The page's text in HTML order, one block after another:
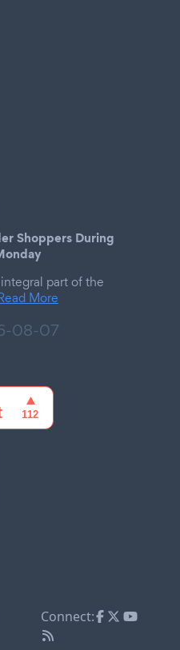
Shoppers During
part of the
More
08-07
Connect: